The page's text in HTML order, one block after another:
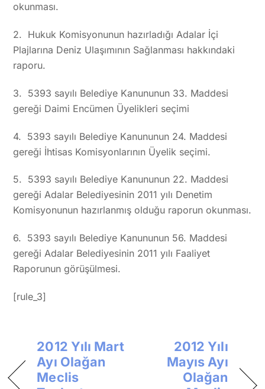
okunması.
2. Hukuk Komisyonunun hazırladığı Adalar İçi
Plajlarına Deniz Ulaşımının Sağlanması hakkındaki
raporu.
3. 5393 sayılı Belediye Kanununun 33. Maddesi
gereği Daimi Encümen Üyelikleri seçimi
4. 5393 sayılı Belediye Kanununun 24. Maddesi
gereği İhtisas Komisyonlarının Üyelik seçimi.
5. 5393 sayılı Belediye Kanununun 22. Maddesi
gereği Adalar Belediyesinin 2011 yılı Denetim
Komisyonunun hazırlanmış olduğu raporun okunması.
6. 5393 sayılı Belediye Kanununun 56. Maddesi
gereği Adalar Belediyesinin 2011 yılı Faaliyet
Raporunun görüşülmesi.
[rule_3]
2012 Yılı Mart
Ayı Olağan
Meclis
2012 Yılı
Mayıs Ayı
Olağan